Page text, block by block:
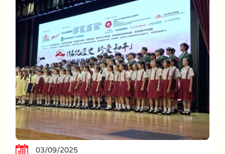
03/09/2025